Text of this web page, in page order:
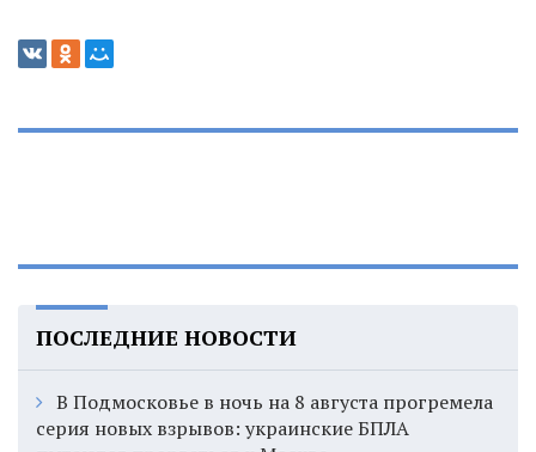
ПОСЛЕДНИЕ НОВОСТИ
В Подмосковье в ночь на 8 августа прогремела
серия новых взрывов: украинские БПЛА